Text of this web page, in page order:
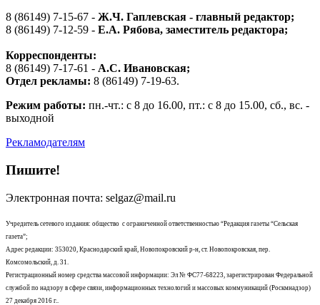
8 (86149) 7-15-67 - Ж.Ч. Гаплевская - главный редактор;
8 (86149) 7-12-59 - Е.А. Рябова, заместитель редактора;
Корреспонденты:
8 (86149) 7-17-61 - А.С. Ивановская;
Отдел рекламы: 8 (86149) 7-19-63.
Режим работы: пн.-чт.: с 8 до 16.00, пт.: с 8 до 15.00, сб., вс. -
выходной
Рекламодателям
Пишите!
Электронная почта: selgaz@mail.ru
Учредитель сетевого издания: общество с ограниченной ответственностью “Редакция газеты “Сельская
газета”;
Адрес редакции: 353020, Краснодарский край, Новопокровский р-н, ст. Новопокровская, пер.
Комсомольский, д. 31.
Регистрационный номер средства массовой информации: Эл № ФС77-68223, зарегистрирован Федеральной
службой по надзору в сфере связи, информационных технологий и массовых коммуникаций (Роскмнадзор)
27 декабря 2016 г..